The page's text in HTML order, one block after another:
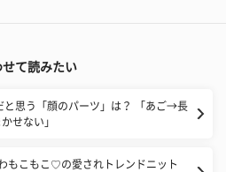
せて読みたい
と思う「顔のパーツ」は？ 「あご→長
せない」
もこもこ♡の愛されトレンドニット